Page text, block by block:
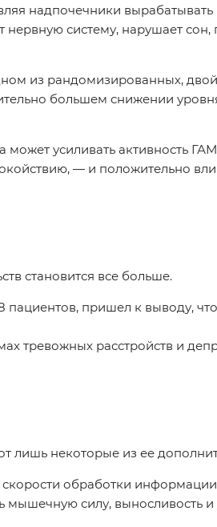
надпочечники вырабатывать
систему, нарушает сон,
из рандомизированных,
большем снижении
усиливать активность
— и положительно
становится все больше.
пришел к выводу,
тревожных расстройств и
лишь некоторые из ее
обработки
силу, выносливость и